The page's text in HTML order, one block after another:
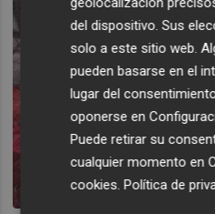
del dispositivo. Sus
solo a este sitio web.
pueden basarse en el
lugar del
oponerse en
Puede retirar su
cualquier momento en
cookies.Política de